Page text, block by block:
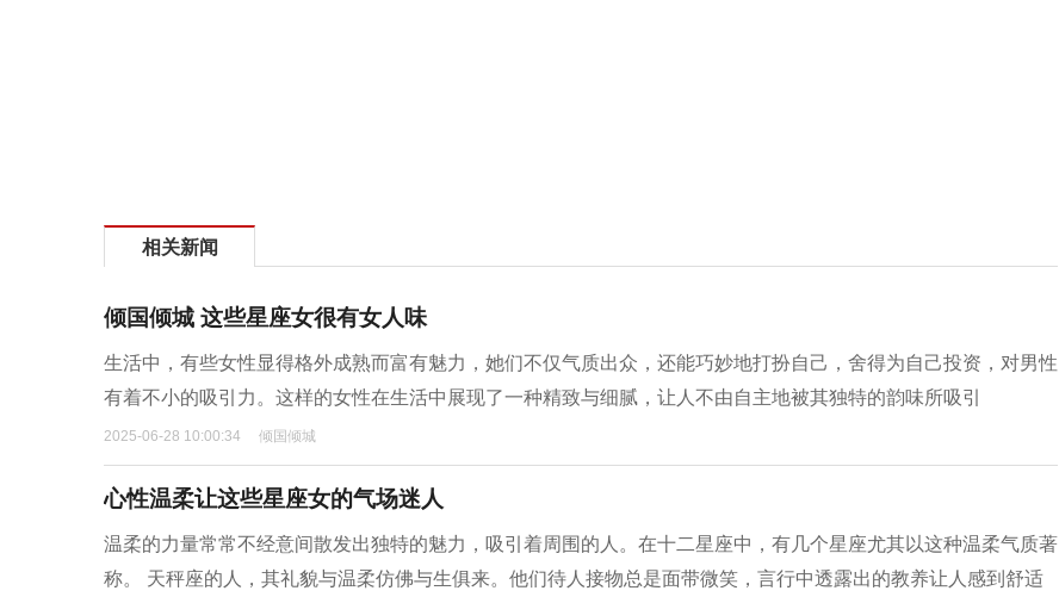
相关新闻
倾国倾城 这些星座女很有女人味
生活中，有些女性显得格外成熟而富有魅力，她们不仅气质出众，还能巧妙地打扮自己，舍得为自己投资，对男性
有着不小的吸引力。这样的女性在生活中展现了一种精致与细腻，让人不由自主地被其独特的韵味所吸引
2025-06-28 10:00:34 倾国倾城
心性温柔让这些星座女的气场迷人
温柔的力量常常不经意间散发出独特的魅力，吸引着周围的人。在十二星座中，有几个星座尤其以这种温柔气质著
称。 天秤座的人，其礼貌与温柔仿佛与生俱来。他们待人接物总是面带微笑，言行中透露出的教养让人感到舒适